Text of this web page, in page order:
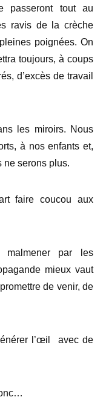
passeront tout au
ravis de la crèche
poignées. On
toujours, à coups
d’excès de travail
les miroirs. Nous
à nos enfants et,
ne serons plus.
faire coucou aux
par les
mieux vaut
de venir, de
l’œil avec de